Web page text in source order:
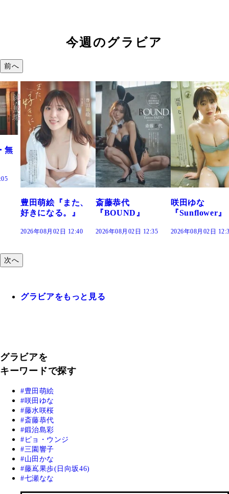
今週のグラビア
前へ
斎藤恭代
『BOUND』
2026年08月02日 12:35
咲田ゆな
『Sunflower』
2026年08月02日 12:30
藤水咲桜『花
だまり』
2026年08月02日
次へ
グラビアをもっと見る
グラビアを
キーワードで探す
豊田萌絵
咲田ゆな
藤水咲桜
斎藤恭代
鍛治島彩
ピョ・ウンジ
三園響子
山田かな
藤嶌果歩(日向坂46)
七瀬なな